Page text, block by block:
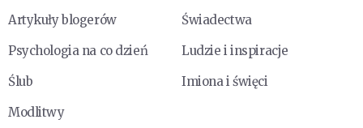
Artykuły blogerów
Świadectwa
Psychologia na co dzień
Ludzie i inspiracje
Ślub
Imiona i święci
Modlitwy